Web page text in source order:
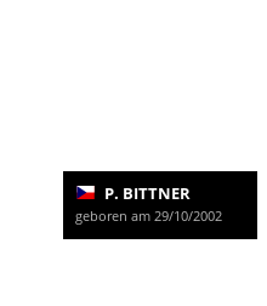
P. BITTNER
geboren am 29/10/2002